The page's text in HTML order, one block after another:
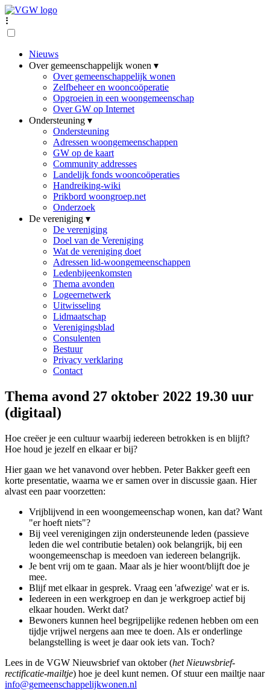
⠇
Nieuws
Over gemeenschappelijk wonen ▾
Over gemeenschappelijk wonen
Zelfbeheer en wooncoöperatie
Opgroeien in een woongemeenschap
Over GW op Internet
Ondersteuning ▾
Ondersteuning
Adressen woongemeenschappen
GW op de kaart
Community addresses
Landelijk fonds wooncoöperaties
Handreiking-wiki
Prikbord woongroep.net
Onderzoek
De vereniging ▾
De vereniging
Doel van de Vereniging
Wat de vereniging doet
Adressen lid-woongemeenschappen
Ledenbijeenkomsten
Thema avonden
Logeernetwerk
Uitwisseling
Lidmaatschap
Verenigingsblad
Consulenten
Bestuur
Privacy verklaring
Contact
Thema avond 27 oktober 2022 19.30 uur
(digitaal)
Hoe creëer je een cultuur waarbij iedereen betrokken is en blijft?
Hoe houd je jezelf en elkaar er bij?
Hier gaan we het vanavond over hebben. Peter Bakker geeft een
korte presentatie, waarna we er samen over in discussie gaan. Hier
alvast een paar voorzetten:
Vrijblijvend in een woongemeenschap wonen, kan dat? Want
"er hoeft niets"?
Bij veel verenigingen zijn ondersteunende leden (passieve
leden die wel contributie betalen) ook belangrijk, bij een
woongemeenschap is meedoen van iedereen belangrijk.
Je bent vrij om te gaan. Maar als je hier woont/blijft doe je
mee.
Blijf met elkaar in gesprek. Vraag een 'afwezige' wat er is.
Iedereen in een werkgroep en dan je werkgroep actief bij
elkaar houden. Werkt dat?
Bewoners kunnen heel begrijpelijke redenen hebben om een
tijdje vrijwel nergens aan mee te doen. Als er onderlinge
belangstelling is weet je daar ook iets van. Toch?
Lees in de VGW Nieuwsbrief van oktober (het Nieuwsbrief-
rectificatie-mailtje) hoe je deel kunt nemen. Of stuur een mailtje naar
info@gemeenschappelijkwonen.nl